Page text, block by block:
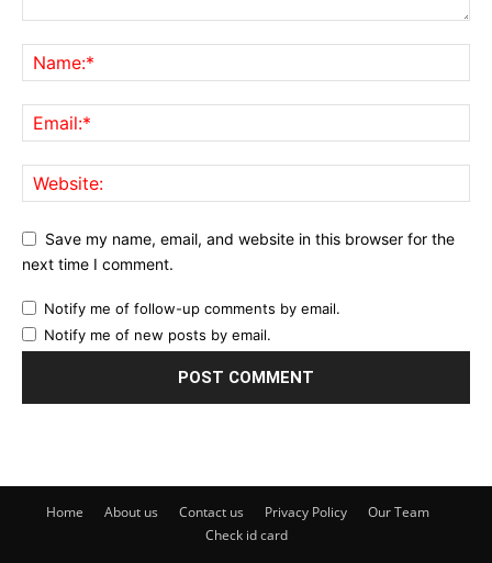
Save my name, email, and website in this browser for the
next time I comment.
Notify me of follow-up comments by email.
Notify me of new posts by email.
Home About us Contact us Privacy Policy
Our Team
Check id card